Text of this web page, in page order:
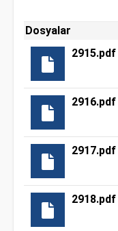
Dosyalar
2915.pdf
2916.pdf
2917.pdf
2918.pdf